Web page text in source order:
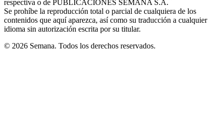
window
respectiva o de PUBLICACIONES SEMANA S.A.
Se prohíbe la reproducción total o parcial de cualquiera de los
contenidos que aquí aparezca, así como su traducción a cualquier
idioma sin autorización escrita por su titular.
© 2026 Semana. Todos los derechos reservados.